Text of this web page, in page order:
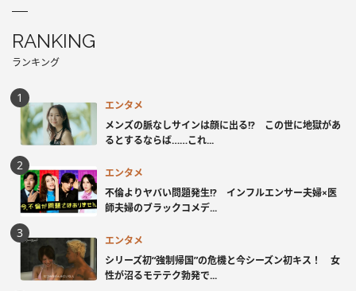
RANKING
ランキング
エンタメ
メンズの脈なしサインは顔に出る!? この世に地獄があ
るとするならば……これ...
エンタメ
不倫よりヤバい問題発生!? インフルエンサー夫婦×医
師夫婦のブラックコメデ...
エンタメ
シリーズ初“強制帰国”の危機と今シーズン初キス！ 女
性が沼るモテテク勃発で...